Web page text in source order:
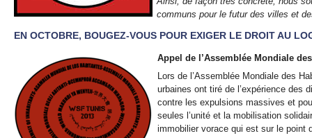
communs pour le futur des villes et
EN OCTOBRE, BOUGEZ-VOUS POUR EXIGER LE DROIT AU
Appel de l’Assemblée Mondiale
Lors de l’Assemblée Mondiale des
urbaines ont tiré de l’expérience des
contre les expulsions massives et
seules l’unité et la mobilisation
immobilier vorace qui est sur le point